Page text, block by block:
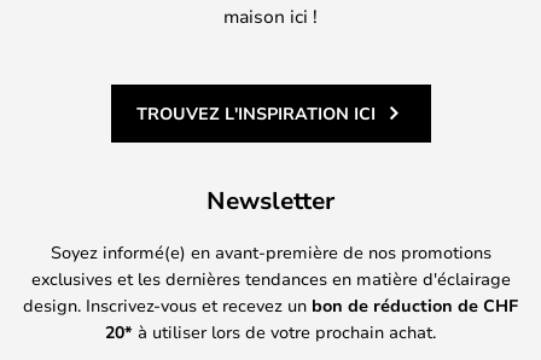
maison ici !
TROUVEZ L'INSPIRATION ICI
Newsletter
Soyez informé(e) en avant-première de nos promotions
exclusives et les dernières tendances en matière d'éclairage
design. Inscrivez-vous et recevez un bon de réduction de CHF
20* à utiliser lors de votre prochain achat.